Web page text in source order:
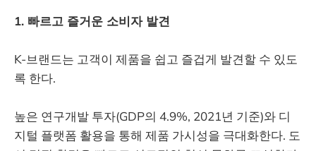
1. 빠르고 즐거운 소비자 발견
K-브랜드는 고객이 제품을 쉽고 즐겁게 발견할 수 있도
록 한다.
높은 연구개발 투자(GDP의 4.9%, 2021년 기준)와 디
지털 플랫폼 활용을 통해 제품 가시성을 극대화한다. 도